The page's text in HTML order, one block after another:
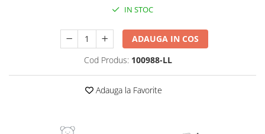
IN STOC
ADAUGA IN COS
Cod Produs: 100988-LL
Adauga la Favorite